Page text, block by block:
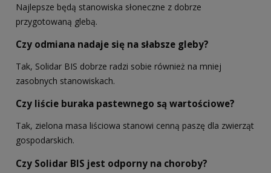
Najlepsze będą stanowiska słoneczne z dobrze
przygotowaną glebą.
Czy odmiana nadaje się na słabsze gleby?
Tak, Solidar BIS dobrze radzi sobie również na mniej
zasobnych stanowiskach.
Czy liście buraka pastewnego są wartościowe?
Tak, zielona masa liściowa stanowi cenną paszę dla zwierząt
gospodarskich.
Czy Solidar BIS jest odporny na choroby?